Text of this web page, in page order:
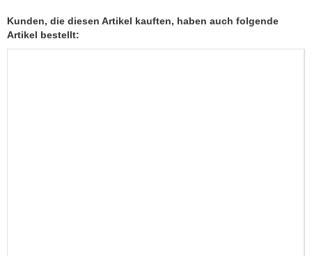
Kunden, die diesen Artikel kauften, haben auch folgende
Artikel bestellt: